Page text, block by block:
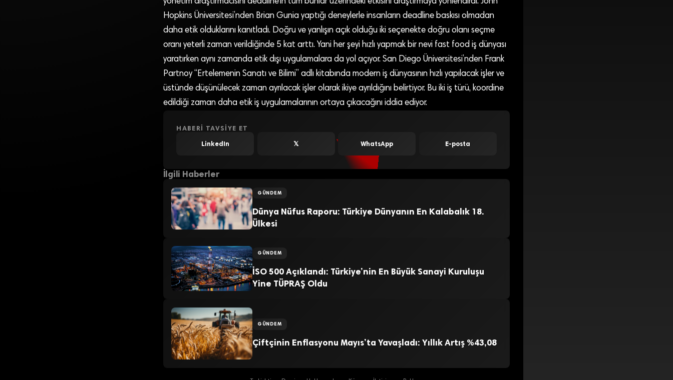
Hopkins Üniversitesi’nden Brian Gunia yaptığı deneylerle insanların deadline baskısı olmadan
daha etik olduklarını kanıtladı. Doğru ve yanlışın açık olduğu iki seçenekte doğru olanı seçme
oranı yeterli zaman verildiğinde 5 kat arttı. Yani her şeyi hızlı yapmak bir nevi fast food iş dünyası
yaratırken aynı zamanda etik dışı uygulamalara da yol açıyor. San Diego Üniversitesi’nden Frank
Partnoy “Ertelemenin Sanatı ve Bilimi” adlı kitabında modern iş dünyasının hızlı yapılacak işler ve
üstünde düşünülecek zaman ayrılacak işler olarak ikiye ayrıldığını belirtiyor. Bu iki iş türü, koordine
edildiği zaman daha etik iş uygulamalarının ortaya çıkacağını iddia ediyor.
HABERI TAVSIYE ET
LinkedIn 𝕏 WhatsApp E-posta
İlgili Haberler
GÜNDEM
Dünya Nüfus Raporu: Türkiye Dünyanın En Kalabalık 18.
Ülkesi
GÜNDEM
İSO 500 Açıklandı: Türkiye’nin En Büyük Sanayi Kuruluşu
Yine TÜPRAŞ Oldu
GÜNDEM
Çiftçinin Enflasyonu Mayıs’ta Yavaşladı: Yıllık Artış %43,08